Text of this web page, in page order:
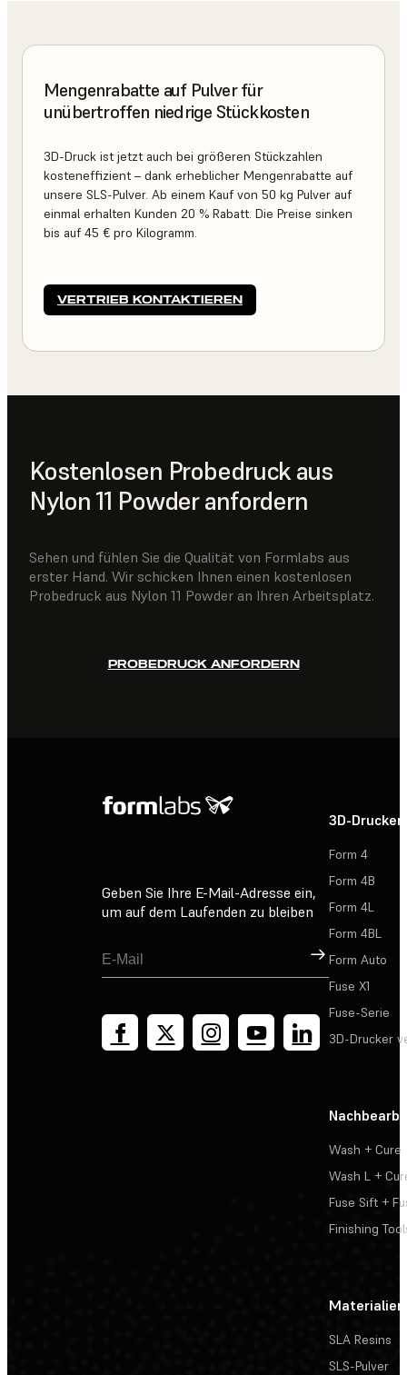
Mengenrabatte auf Pulver für
unübertroffen niedrige Stückkosten
3D-Druck ist jetzt auch bei größeren Stückzahlen
kosteneffizient – dank erheblicher Mengenrabatte auf
unsere SLS-Pulver. Ab einem Kauf von 50 kg Pulver auf
einmal erhalten Kunden 20 % Rabatt. Die Preise sinken
bis auf 45 € pro Kilogramm.
VERTRIEB KONTAKTIEREN
Kostenlosen Probedruck aus
Nylon 11 Powder anfordern
Sehen und fühlen Sie die Qualität von Formlabs aus
erster Hand. Wir schicken Ihnen einen kostenlosen
Probedruck aus Nylon 11 Powder an Ihren Arbeitsplatz.
PROBEDRUCK ANFORDERN
Geben Sie Ihre E-Mail-Adresse ein,
um auf dem Laufenden zu bleiben
Registrieren
3D-Drucker
Form 4
Form 4B
Form 4L
Form 4BL
Form Auto
Fuse X1
Fuse-Serie
3D-Drucker
Wash + Cure
Wash L +
Fuse Sift +
Finishing
Materialien
SLA Resins
SLS-Pulver